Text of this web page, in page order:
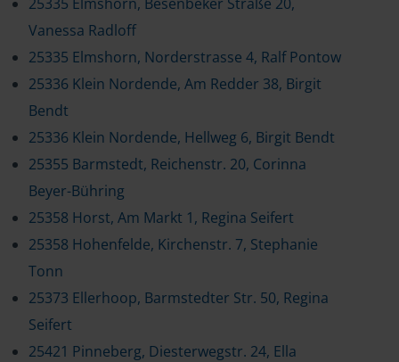
Vanessa Radloff
25335 Elmshorn, Norderstrasse 4, Ralf Pontow
25336 Klein Nordende, Am Redder 38, Birgit
Bendt
25336 Klein Nordende, Hellweg 6, Birgit Bendt
25355 Barmstedt, Reichenstr. 20, Corinna
Beyer-Bühring
25358 Horst, Am Markt 1, Regina Seifert
25358 Hohenfelde, Kirchenstr. 7, Stephanie
Tonn
25373 Ellerhoop, Barmstedter Str. 50, Regina
Seifert
25421 Pinneberg, Diesterwegstr. 24, Ella